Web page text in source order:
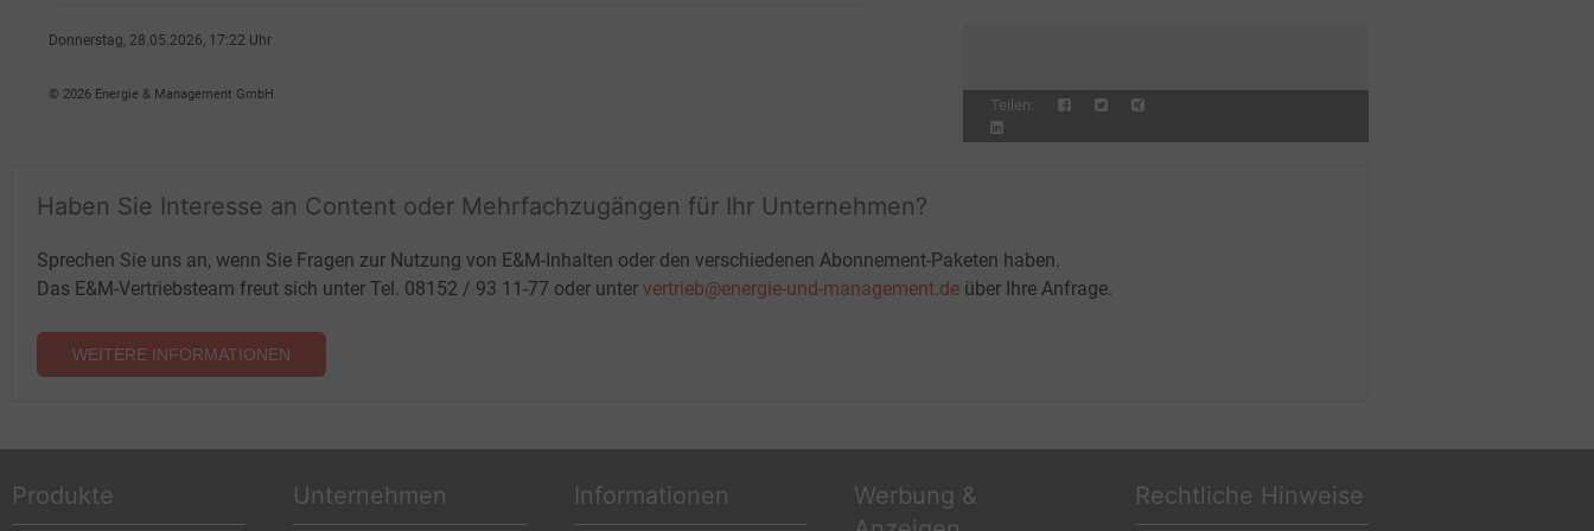
Donnerstag, 28.05.2026, 17:22 Uhr
© 2026 Energie & Management GmbH
Teilen:
Haben Sie Interesse an Content oder Mehrfachzugängen für Ihr Unternehmen?
Sprechen Sie uns an, wenn Sie Fragen zur Nutzung von E&M-Inhalten oder den verschiedenen Abonnement-Paketen haben.
Das E&M-Vertriebsteam freut sich unter Tel. 08152 / 93 11-77 oder unter vertrieb@energie-und-management.de über Ihre Anfrage.
WEITERE INFORMATIONEN
Produkte Unternehmen Informationen
Werbung &
Rechtliche Hinweise